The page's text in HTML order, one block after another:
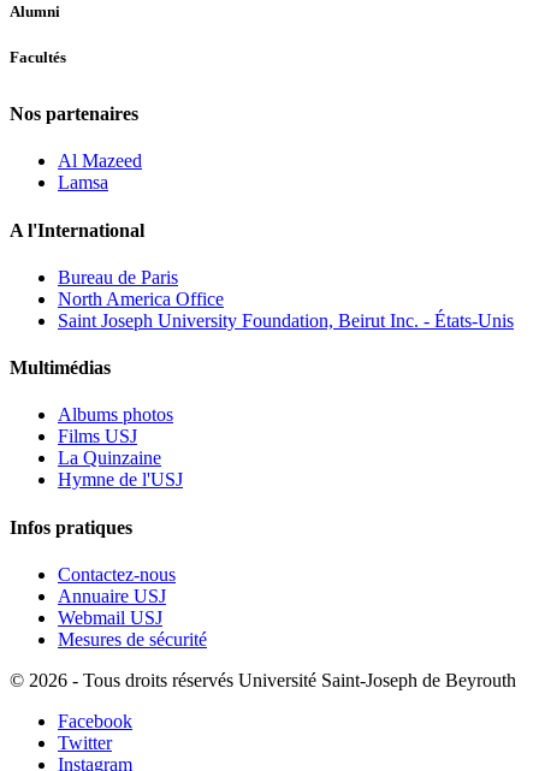
Alumni
Facultés
Nos partenaires
Al Mazeed
Lamsa
A l'International
Bureau de Paris
North America Office
Saint Joseph University Foundation, Beirut Inc. - États-Unis
Multimédias
Albums photos
Films USJ
La Quinzaine
Hymne de l'USJ
Infos pratiques
Contactez-nous
Annuaire USJ
Webmail USJ
Mesures de sécurité
© 2026 - Tous droits réservés Université Saint-Joseph de Beyrouth
Facebook
Twitter
Instagram